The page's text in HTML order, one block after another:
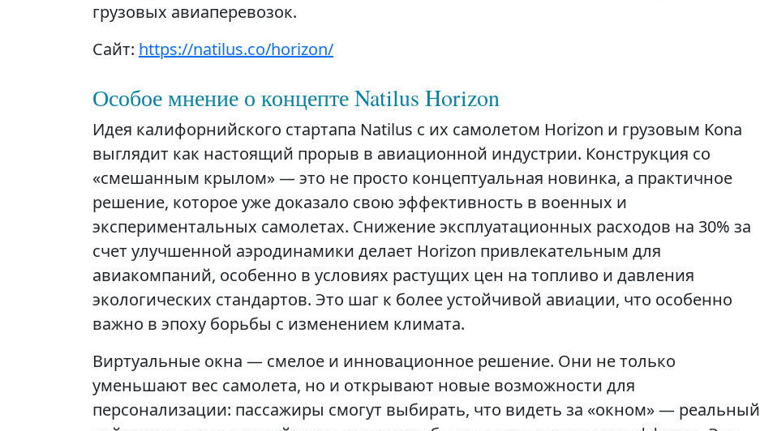
грузовых авиаперевозок.
Сайт: https://natilus.co/horizon/
Особое мнение о концепте Natilus Horizon
Идея калифорнийского стартапа Natilus с их самолетом Horizon и грузовым Kona
выглядит как настоящий прорыв в авиационной индустрии. Конструкция со
«смешанным крылом» — это не просто концептуальная новинка, а практичное
решение, которое уже доказало свою эффективность в военных и
экспериментальных самолетах. Снижение эксплуатационных расходов на 30% за
счет улучшенной аэродинамики делает Horizon привлекательным для
авиакомпаний, особенно в условиях растущих цен на топливо и давления
экологических стандартов. Это шаг к более устойчивой авиации, что особенно
важно в эпоху борьбы с изменением климата.
Виртуальные окна — смелое и инновационное решение. Они не только
уменьшают вес самолета, но и открывают новые возможности для
персонализации: пассажиры смогут выбирать, что видеть за «окном» — реальный